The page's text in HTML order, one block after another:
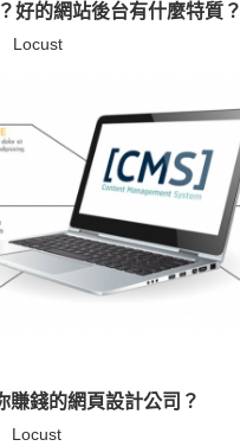
好的網站後台有什麼特質？
Locust
賺錢的網頁設計公司？
Locust